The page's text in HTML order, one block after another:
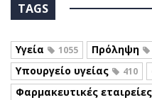
TAGS
Υγεία 1055 Πρόληψη
Υπουργείο υγείας 410
Φαρμακευτικές εταιρείες